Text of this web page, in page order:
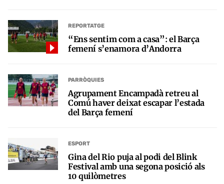
REPORTATGE
“Ens sentim com a casa”: el Barça
femení s’enamora d’Andorra
PARRÒQUIES
Agrupament Encampadà retreu al
Comú haver deixat escapar l’estada
del Barça femení
ESPORT
Gina del Rio puja al podi del Blink
Festival amb una segona posició als
10 quilòmetres